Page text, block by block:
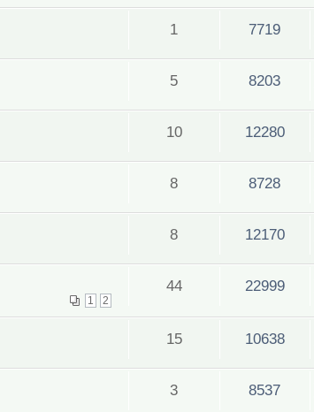
1 7719
5 8203
10 12280
8 8728
8 12170
1 2
44 22999
15 10638
3 8537